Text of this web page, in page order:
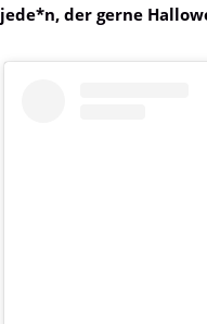
jede*n, der gerne